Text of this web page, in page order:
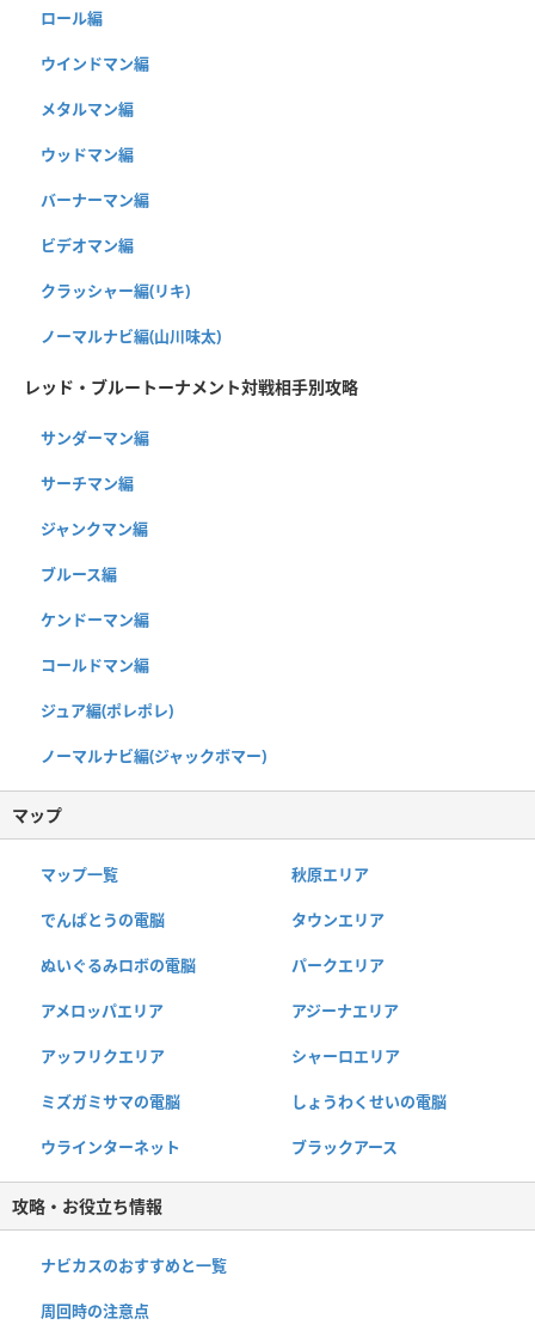
ロール編
ウインドマン編
メタルマン編
ウッドマン編
バーナーマン編
ビデオマン編
クラッシャー編(リキ)
ノーマルナビ編(山川味太)
レッド・ブルートーナメント対戦相手別攻略
サンダーマン編
サーチマン編
ジャンクマン編
ブルース編
ケンドーマン編
コールドマン編
ジュア編(ポレポレ)
ノーマルナビ編(ジャックボマー)
マップ
マップ一覧 秋原エリア
でんぱとうの電脳 タウンエリア
ぬいぐるみロボの電脳 パークエリア
アメロッパエリア アジーナエリア
アッフリクエリア シャーロエリア
ミズガミサマの電脳 しょうわくせいの電脳
ウラインターネット ブラックアース
攻略・お役立ち情報
ナビカスのおすすめと一覧
周回時の注意点